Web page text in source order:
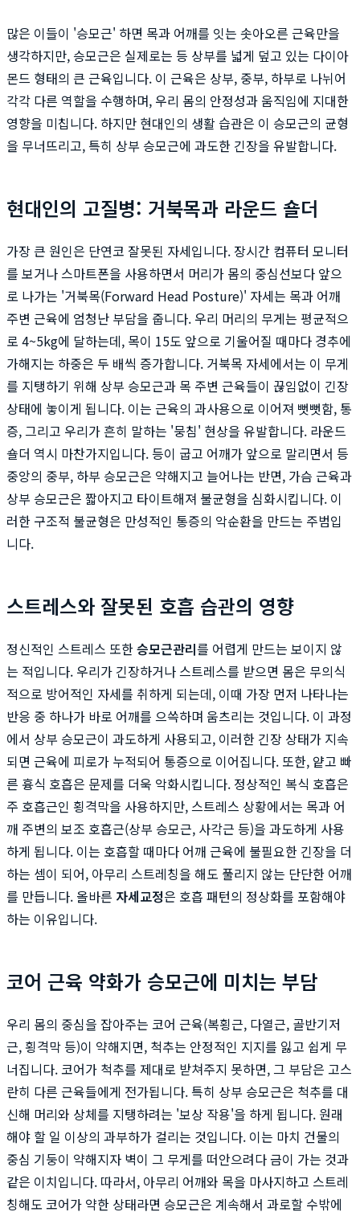
많은 이들이 '승모근' 하면 목과 어깨를 잇는 솟아오른 근육만을
생각하지만, 승모근은 실제로는 등 상부를 넓게 덮고 있는 다이아
몬드 형태의 큰 근육입니다. 이 근육은 상부, 중부, 하부로 나뉘어
각각 다른 역할을 수행하며, 우리 몸의 안정성과 움직임에 지대한
영향을 미칩니다. 하지만 현대인의 생활 습관은 이 승모근의 균형
을 무너뜨리고, 특히 상부 승모근에 과도한 긴장을 유발합니다.
현대인의 고질병: 거북목과 라운드 숄더
가장 큰 원인은 단연코 잘못된 자세입니다. 장시간 컴퓨터 모니터
를 보거나 스마트폰을 사용하면서 머리가 몸의 중심선보다 앞으
로 나가는 '거북목(Forward Head Posture)' 자세는 목과 어깨
주변 근육에 엄청난 부담을 줍니다. 우리 머리의 무게는 평균적으
로 4~5kg에 달하는데, 목이 15도 앞으로 기울어질 때마다 경추에
가해지는 하중은 두 배씩 증가합니다. 거북목 자세에서는 이 무게
를 지탱하기 위해 상부 승모근과 목 주변 근육들이 끊임없이 긴장
상태에 놓이게 됩니다. 이는 근육의 과사용으로 이어져 뻣뻣함, 통
증, 그리고 우리가 흔히 말하는 '뭉침' 현상을 유발합니다. 라운드
숄더 역시 마찬가지입니다. 등이 굽고 어깨가 앞으로 말리면서 등
중앙의 중부, 하부 승모근은 약해지고 늘어나는 반면, 가슴 근육과
상부 승모근은 짧아지고 타이트해져 불균형을 심화시킵니다. 이
러한 구조적 불균형은 만성적인 통증의 악순환을 만드는 주범입
니다.
스트레스와 잘못된 호흡 습관의 영향
정신적인 스트레스 또한승모근관리를 어렵게 만드는 보이지 않
는 적입니다. 우리가 긴장하거나 스트레스를 받으면 몸은 무의식
적으로 방어적인 자세를 취하게 되는데, 이때 가장 먼저 나타나는
반응 중 하나가 바로 어깨를 으쓱하며 움츠리는 것입니다. 이 과정
에서 상부 승모근이 과도하게 사용되고, 이러한 긴장 상태가 지속
되면 근육에 피로가 누적되어 통증으로 이어집니다. 또한, 얕고 빠
른 흉식 호흡은 문제를 더욱 악화시킵니다. 정상적인 복식 호흡은
주 호흡근인 횡격막을 사용하지만, 스트레스 상황에서는 목과 어
깨 주변의 보조 호흡근(상부 승모근, 사각근 등)을 과도하게 사용
하게 됩니다. 이는 호흡할 때마다 어깨 근육에 불필요한 긴장을 더
하는 셈이 되어, 아무리 스트레칭을 해도 풀리지 않는 단단한 어깨
를 만듭니다. 올바른 자세교정은 호흡 패턴의 정상화를 포함해야
하는 이유입니다.
코어 근육 약화가 승모근에 미치는 부담
우리 몸의 중심을 잡아주는 코어 근육(복횡근, 다열근, 골반기저
근, 횡격막 등)이 약해지면, 척추는 안정적인 지지를 잃고 쉽게 무
너집니다. 코어가 척추를 제대로 받쳐주지 못하면, 그 부담은 고스
란히 다른 근육들에게 전가됩니다. 특히 상부 승모근은 척추를 대
신해 머리와 상체를 지탱하려는 '보상 작용'을 하게 됩니다. 원래
해야 할 일 이상의 과부하가 걸리는 것입니다. 이는 마치 건물의
중심 기둥이 약해지자 벽이 그 무게를 떠안으려다 금이 가는 것과
같은 이치입니다. 따라서, 아무리 어깨와 목을 마사지하고 스트레
칭해도 코어가 약한 상태라면 승모근은 계속해서 과로할 수밖에